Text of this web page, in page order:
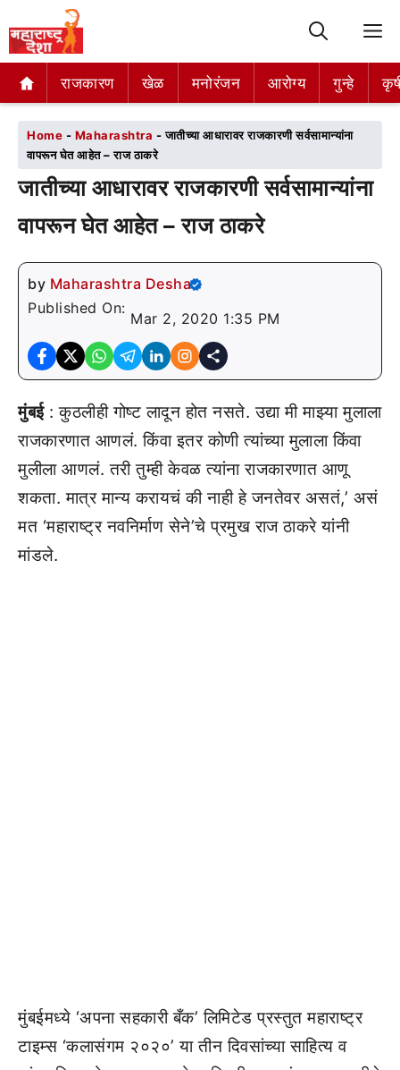
राजकारण खेळ मनोरंजन आरोग्य गुन्हे
राजकारण खेळ मनोरंजन आरोग्य गुन्हे
Home - Maharashtra -जातीच्या आधारावर राजकारणी सर्वसामान्यांना
वापरून घेत आहेत – राज ठाकरे
जातीच्या आधारावर राजकारणी सर्वसामान्यांना
वापरून घेत आहेत – राज ठाकरे
by Maharashtra Desha
Published On:
Mar 2, 2020 1:35 PM
मुंबई: कुठलीही गोष्ट लादून होत नसते. उद्या मी माझ्या मुलाला
राजकारणात आणलं. किंवा इतर कोणी त्यांच्या मुलाला किंवा
मुलीला आणलं. तरी तुम्ही केवळ त्यांना राजकारणात आणू
शकता. मात्र मान्य करायचं की नाही हे जनतेवर असतं,’ असं
मत ‘महाराष्ट्र नवनिर्माण सेने’चे प्रमुख राज ठाकरे यांनी
मांडले.
मुंबईमध्ये ‘अपना सहकारी बँक’ लिमिटेड प्रस्तुत महाराष्ट्र
टाइम्स ‘कलासंगम २०२०’ या तीन दिवसांच्या साहित्य व